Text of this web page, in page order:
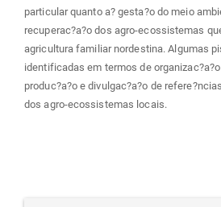
particular quanto a? gesta?o do meio
recuperac?a?o dos agro-ecossistemas
agricultura familiar nordestina. Algumas
identificadas em termos de
produc?a?o e divulgac?a?o de
dos agro-ecossistemas locais.